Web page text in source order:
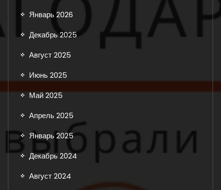
Январь 2026
Декабрь 2025
Август 2025
Июнь 2025
Май 2025
Апрель 2025
Январь 2025
Декабрь 2024
Август 2024